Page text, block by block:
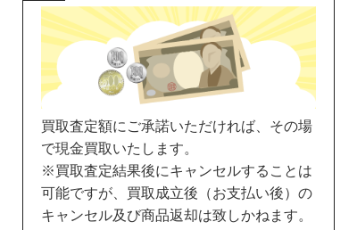
買取査定額にご承諾いただければ、その場
で現金買取いたします。
※買取査定結果後にキャンセルすることは
可能ですが、買取成立後（お支払い後）の
キャンセル及び商品返却は致しかねます。